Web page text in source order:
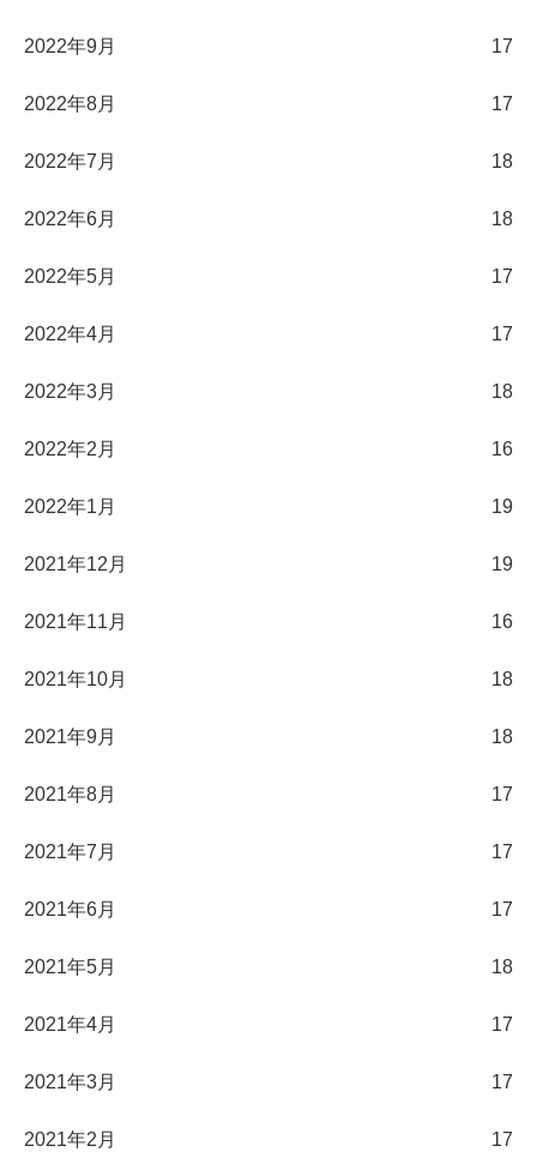
2022年9月 17
2022年8月 17
2022年7月 18
2022年6月 18
2022年5月 17
2022年4月 17
2022年3月 18
2022年2月 16
2022年1月 19
2021年12月 19
2021年11月 16
2021年10月 18
2021年9月 18
2021年8月 17
2021年7月 17
2021年6月 17
2021年5月 18
2021年4月 17
2021年3月 17
2021年2月 17